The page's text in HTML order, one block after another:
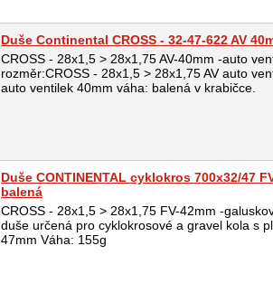
Duše Continental CROSS - 32-47-622 AV
CROSS - 28x1,5 > 28x1,75 AV-40mm -auto
rozměr:CROSS - 28x1,5 > 28x1,75 AV auto
auto ventilek 40mm váha: balená v krabičce.
Duše CONTINENTAL cyklokros 700x32/47
balená
CROSS - 28x1,5 > 28x1,75 FV-42mm -
duše určená pro cyklokrosové a gravel kola s
47mm Váha: 155g